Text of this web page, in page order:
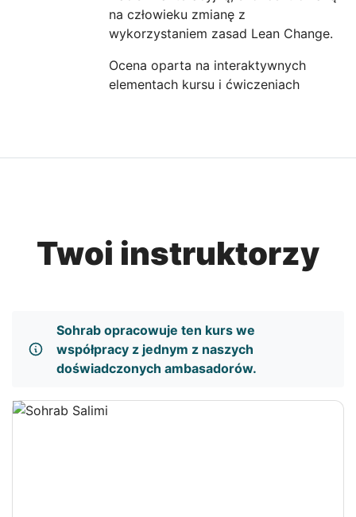
na człowieku zmianę z
wykorzystaniem zasad Lean Change.
Ocena oparta na interaktywnych
elementach kursu i ćwiczeniach
Twoi instruktorzy
Sohrab opracowuje ten kurs we
współpracy z jednym z naszych
doświadczonych ambasadorów.